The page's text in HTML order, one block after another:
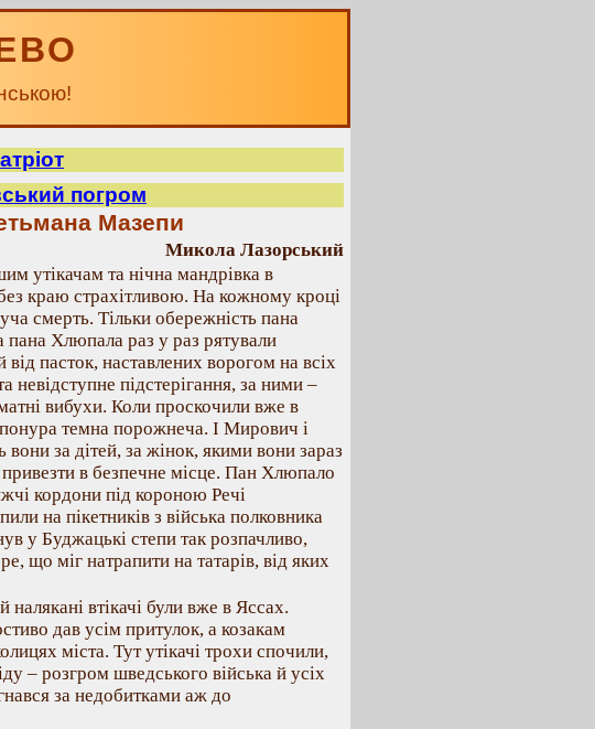
погром
Мазепи
Микола Лазорський
утікачам та нічна мандрівка в
краю страхітливою. На кожному кроці
смерть. Тільки обережність пана
Хлюпала раз у раз рятували
пасток, наставлених ворогом на всіх
підстерігання, за ними –
вибухи. Коли проскочили вже в
понура темна порожнеча. І Мирович і
за дітей, за жінок, якими вони зараз
в безпечне місце. Пан Хлюпало
кордони під короною Речі
на пікетників з війська полковника
у Буджацькі степи так розпачливо,
що міг натрапити на татарів, від яких
втікачі були вже в Яссах.
дав усім притулок, а козакам
міста. Тут утікачі трохи спочили,
– розгром шведського війська й усіх
за недобитками аж до